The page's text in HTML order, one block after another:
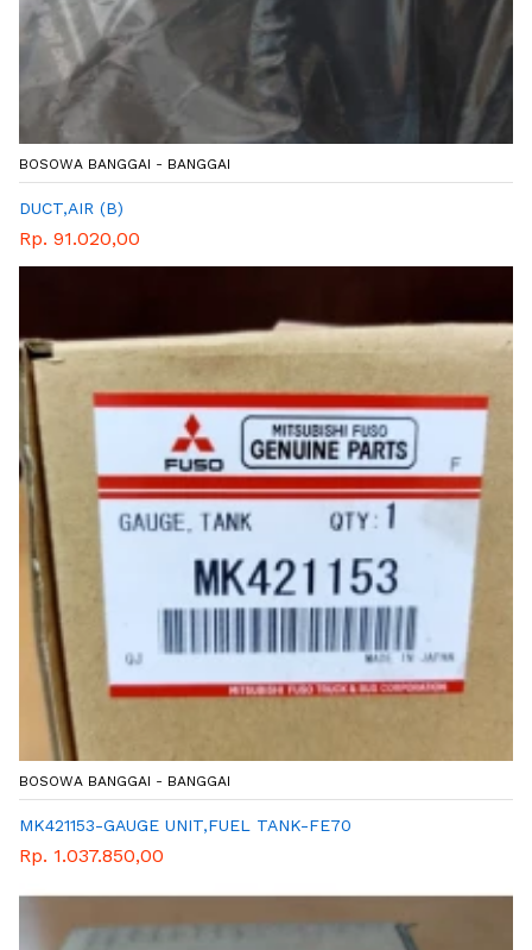
BOSOWA BANGGAI - BANGGAI
DUCT,AIR (B)
Rp. 91.020,00
BOSOWA BANGGAI - BANGGAI
MK421153-GAUGE UNIT,FUEL TANK-FE70
Rp. 1.037.850,00